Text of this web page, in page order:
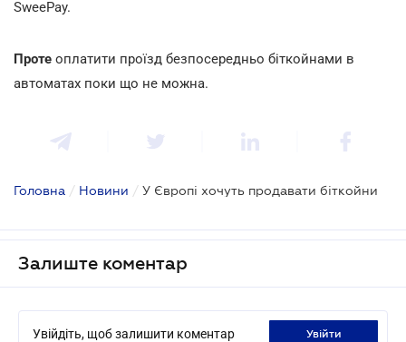
SweePay.
Проте оплатити проїзд безпосередньо біткойнами в
автоматах поки що не можна.
Головна / Новини / У Європі хочуть продавати біткойни
Залиште коментар
Увійдіть, щоб залишити коментар увійти